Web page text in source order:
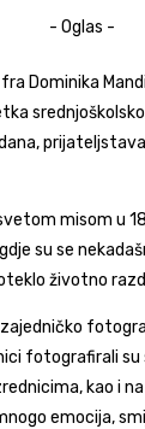
- Oglas -
Dominika
misom u
su se
životno
zajedničko
fotografirali su
kao i
emocija,